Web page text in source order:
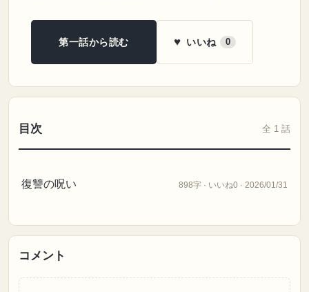
第一話から読む ♥ いいね 0
目次 全 1 話
復讐の呪い 898字 · いいね0 · 2026/01/31
コメント